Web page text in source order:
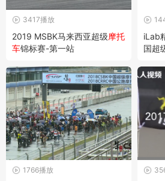
3417播放
2019 MSBK马来西亚超级摩托
车锦标赛-第一站
iLab
国超
1766播放